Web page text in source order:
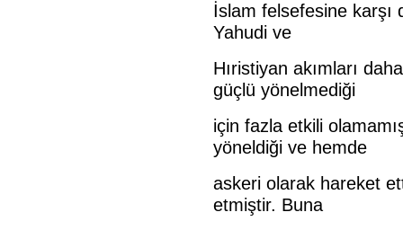
İslam felsefesine karşı
Yahudi ve
Hıristiyan akımları
güçlü yönelmediği
için fazla etkili
yöneldiği ve hemde
askeri olarak hareket
etmiştir. Buna